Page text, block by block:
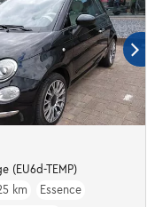
(EU6d-TEMP)
km
Essence